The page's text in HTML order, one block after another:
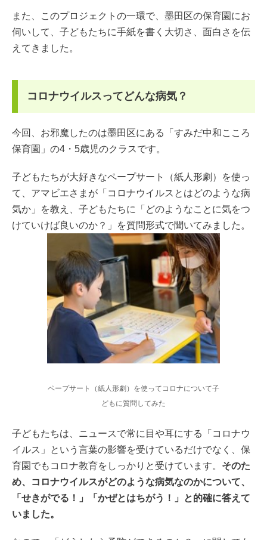
また、このプロジェクトの一環で、墨田区の保育園にお
伺いして、子どもたちに手紙を書く大切さ、面白さを伝
えてきました。
コロナウイルスってどんな病気？
今回、お邪魔したのは墨田区にある「すみだ中和こころ
保育園」の4・5歳児のクラスです。
子どもたちが大好きなペープサート（紙人形劇）を使っ
て、アマビエさまが「コロナウイルスとはどのような病
気か」を教え、子どもたちに「どのようなことに気をつ
けていけば良いのか？」を質問形式で聞いてみました。
ペープサート（紙人形劇）を使ってコロナについて子
どもに質問してみた
子どもたちは、ニュースで常に目や耳にする「コロナウ
イルス」という言葉の影響を受けているだけでなく、保
育園でもコロナ教育をしっかりと受けています。 そのた
め、コロナウイルスがどのような病気なのかについて、
「せきがでる！」「かぜとはちがう！」と的確に答えて
いました。